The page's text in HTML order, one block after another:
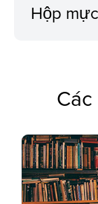
Hộp mực